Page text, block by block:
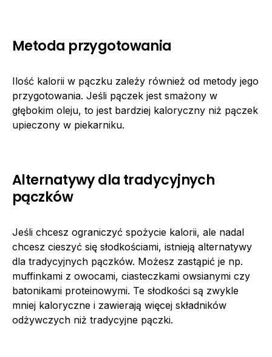
Metoda przygotowania
Ilość kalorii w pączku zależy również od metody jego
przygotowania. Jeśli pączek jest smażony w
głębokim oleju, to jest bardziej kaloryczny niż pączek
upieczony w piekarniku.
Alternatywy dla tradycyjnych
pączków
Jeśli chcesz ograniczyć spożycie kalorii, ale nadal
chcesz cieszyć się słodkościami, istnieją alternatywy
dla tradycyjnych pączków. Możesz zastąpić je np.
muffinkami z owocami, ciasteczkami owsianymi czy
batonikami proteinowymi. Te słodkości są zwykle
mniej kaloryczne i zawierają więcej składników
odżywczych niż tradycyjne pączki.